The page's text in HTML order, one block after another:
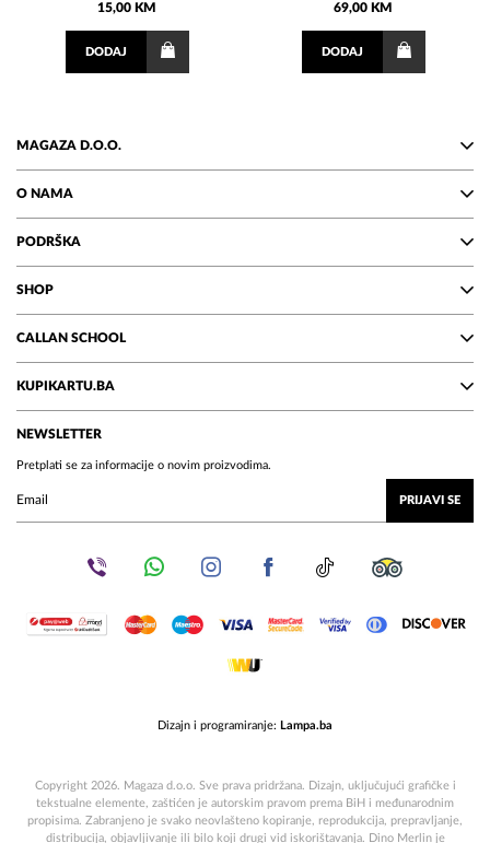
15,00 KM
DODAJ
69,00 KM
DODAJ
MAGAZA D.O.O.
O NAMA
PODRŠKA
SHOP
CALLAN SCHOOL
KUPIKARTU.BA
NEWSLETTER
Pretplati se za informacije o novim proizvodima.
PRIJAVI SE
Dizajn i programiranje: Lampa.ba
Copyright 2026. Magaza d.o.o. Sve prava pridržana. Dizajn, uključujući grafičke i
tekstualne elemente, zaštićen je autorskim pravom prema BiH i međunarodnim
propisima. Zabranjeno je svako neovlašteno kopiranje, reprodukcija, prepravljanje,
distribucija, objavljivanje ili bilo koji drugi vid iskorištavanja. Dino Merlin je